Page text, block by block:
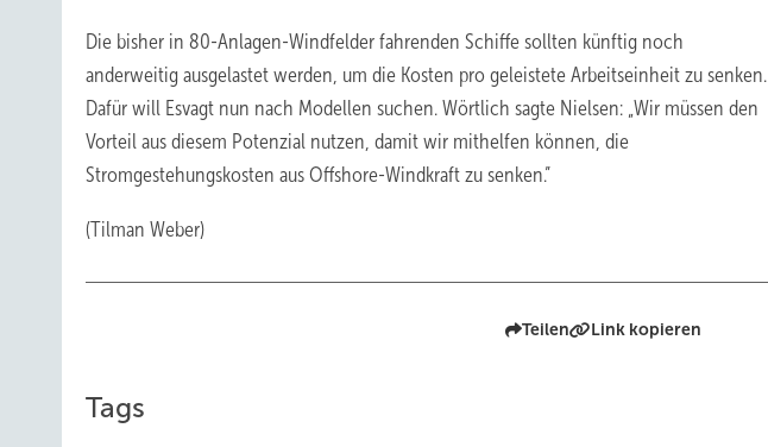
Die bisher in 80-Anlagen-Windfelder fahrenden Schiffe sollten künftig noch
anderweitig ausgelastet werden, um die Kosten pro geleistete Arbeitseinheit zu senken.
Dafür will Esvagt nun nach Modellen suchen. Wörtlich sagte Nielsen: „Wir müssen den
Vorteil aus diesem Potenzial nutzen, damit wir mithelfen können, die
Stromgestehungskosten aus Offshore-Windkraft zu senken.”
(Tilman Weber)
Teilen Link kopieren
Tags